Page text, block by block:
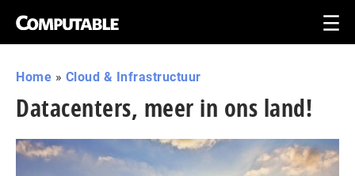
Home » Cloud & Infrastructuur
Datacenters, meer in ons land!